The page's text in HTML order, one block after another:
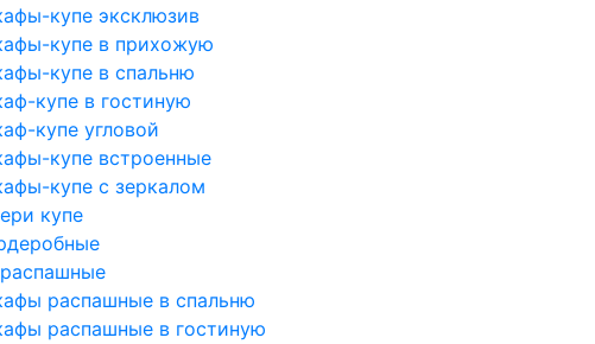
купе эксклюзив
купе в прихожую
купе в спальню
купе в гостиную
купе угловой
купе встроенные
купе с зеркалом
купе
распашные в спальню
распашные в гостиную